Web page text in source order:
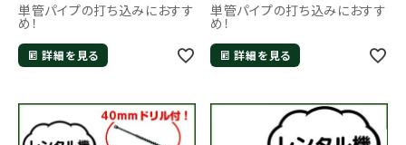
単管パイプの打ち込みにおすす
め！
詳細を見る
単管パイプの打ち込みにおすす
め！
詳細を見る